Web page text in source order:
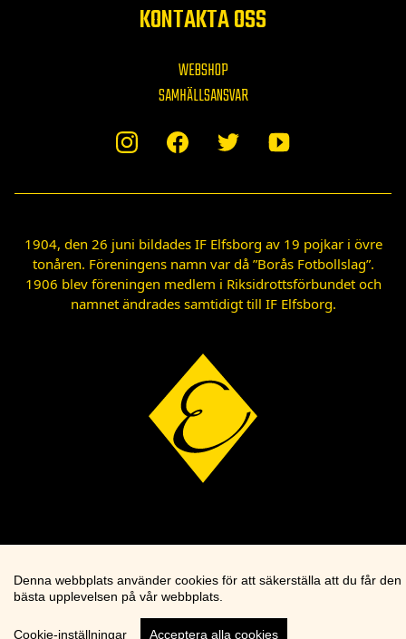
KONTAKTA OSS
WEBSHOP
SAMHÄLLSANSVAR
1904, den 26 juni bildades IF Elfsborg av 19 pojkar i övre
tonåren. Föreningens namn var då ”Borås Fotbollslag”.
1906 blev föreningen medlem i Riksidrottsförbundet och
namnet ändrades samtidigt till IF Elfsborg.
Denna webbplats använder cookies för att säkerställa att du får den
bästa upplevelsen på vår webbplats.
Cookie-inställningar Acceptera alla cookies